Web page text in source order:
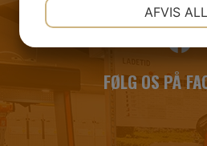
FØLG OS PÅ
MARKETING
AFVIS